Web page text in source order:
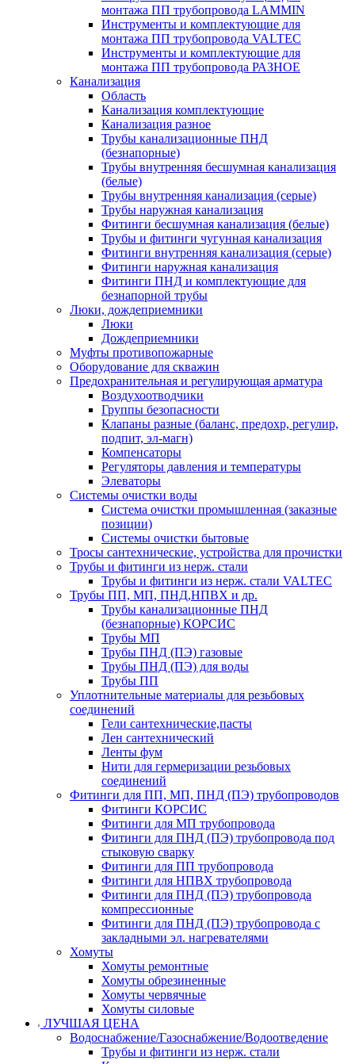
монтажа ПП трубопровода LAMMIN
Инструменты и комплектующие для
монтажа ПП трубопровода VALTEC
Инструменты и комплектующие для
монтажа ПП трубопровода РАЗНОЕ
Канализация
Область
Канализация комплектующие
Канализация разное
Трубы канализационные ПНД
(безнапорные)
Трубы внутренняя бесшумная канализация
(белые)
Трубы внутренняя канализация (серые)
Трубы наружная канализация
Фитинги бесшумная канализация (белые)
Трубы и фитинги чугунная канализация
Фитинги внутренняя канализация (серые)
Фитинги наружная канализация
Фитинги ПНД и комплектующие для
безнапорной трубы
Люки, дождеприемники
Люки
Дождеприемники
Муфты противопожарные
Оборудование для скважин
Предохранительная и регулирующая арматура
Воздухоотводчики
Группы безопасности
Клапаны разные (баланс, предохр, регулир,
подпит, эл-магн)
Компенсаторы
Регуляторы давления и температуры
Элеваторы
Системы очистки воды
Система очистки промышленная (заказные
позиции)
Системы очистки бытовые
Тросы сантехнические, устройства для прочистки
Трубы и фитинги из нерж. стали
Трубы и фитинги из нерж. стали VALTEC
Трубы ПП, МП, ПНД,НПВХ и др.
Трубы канализационные ПНД
(безнапорные) КОРСИС
Трубы МП
Трубы ПНД (ПЭ) газовые
Трубы ПНД (ПЭ) для воды
Трубы ПП
Уплотнительные материалы для резьбовых
соединений
Гели сантехнические,пасты
Лен сантехнический
Ленты фум
Нити для гермеризации резьбовых
соединений
Фитинги для ПП, МП, ПНД (ПЭ) трубопроводов
Фитинги КОРСИС
Фитинги для МП трубопровода
Фитинги для ПНД (ПЭ) трубопровода под
стыковую сварку
Фитинги для ПП трубопровода
Фитинги для НПВХ трубопровода
Фитинги для ПНД (ПЭ) трубопровода
компрессионные
Фитинги для ПНД (ПЭ) трубопровода с
закладными эл. нагревателями
Хомуты
Хомуты ремонтные
Хомуты обрезиненные
Хомуты червячные
Хомуты силовые
ЛУЧШАЯ ЦЕНА
Водоснабжение/Газоснабжение/Водоотведение
Трубы и фитинги из нерж. стали